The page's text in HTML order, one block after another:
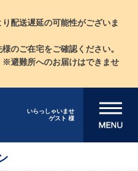
配送遅延の可能性がございま
のご在宅をご確認ください。
避難所へのお届けはできませ
いらっしゃいませ
ゲスト 様
メニューを開